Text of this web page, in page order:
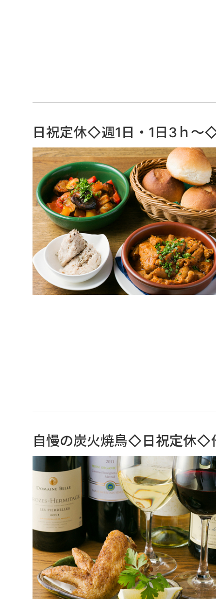
日祝定休◇週1日・1日3ｈ～
自慢の炭火焼鳥◇日祝定休◇